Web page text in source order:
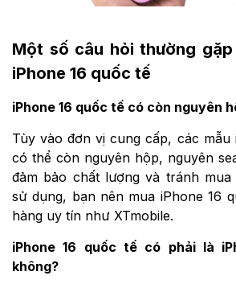
Một số câu hỏi thường
iPhone 16 quốc tế
iPhone 16 quốc tế có còn nguyên
Tùy vào đơn vị cung cấp, các mẫu
có thể còn nguyên hộp, nguyên
đảm bảo chất lượng và tránh mua
sử dụng, bạn nên mua iPhone 16
hàng uy tín như XTmobile.
iPhone 16 quốc tế có phải là
không?